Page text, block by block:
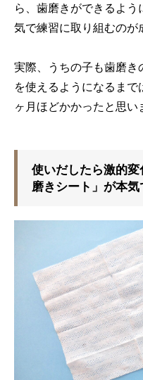
ら、歯磨きができるよ
気で練習に取り組むのが
実際、うちの子も歯磨き
を使えるようになるま
ヶ月ほどかかったと思い
使いだしたら激的
磨きシート」が本